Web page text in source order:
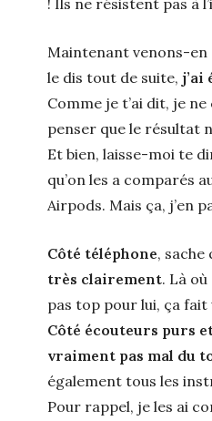
! Ils ne résistent pas à
Maintenant venons-en
le dis tout de suite, j’ai
Comme je t’ai dit, je
penser que le résultat
Et bien, laisse-moi te
qu’on les a comparés
Airpods. Mais ça, j’en
Côté téléphone,
très clairement. Là
pas top pour lui, ça fait
Côté écouteurs purs
vraiment pas mal du
également tous les
Pour rappel, je les ai